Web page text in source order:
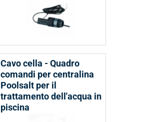
Cavo cella - Quadro
comandi per centralina
Poolsalt per il
trattamento dell'acqua in
piscina